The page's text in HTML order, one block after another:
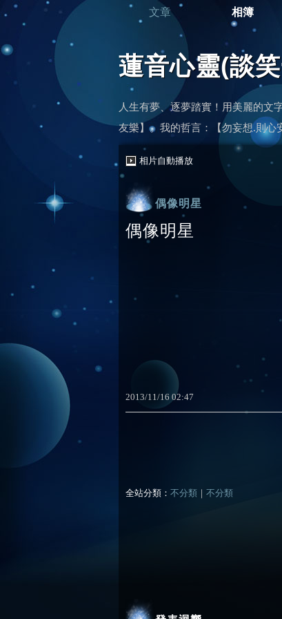
蓮音心靈(談
人生有夢、逐夢踏實！用美麗的文
友樂】。我的哲言：【勿妄想.則心
文章 相簿
相片自動播放
偶像明星
偶像明星
2013/11/16 02:47
全站分類： 不分類 ｜ 不分類